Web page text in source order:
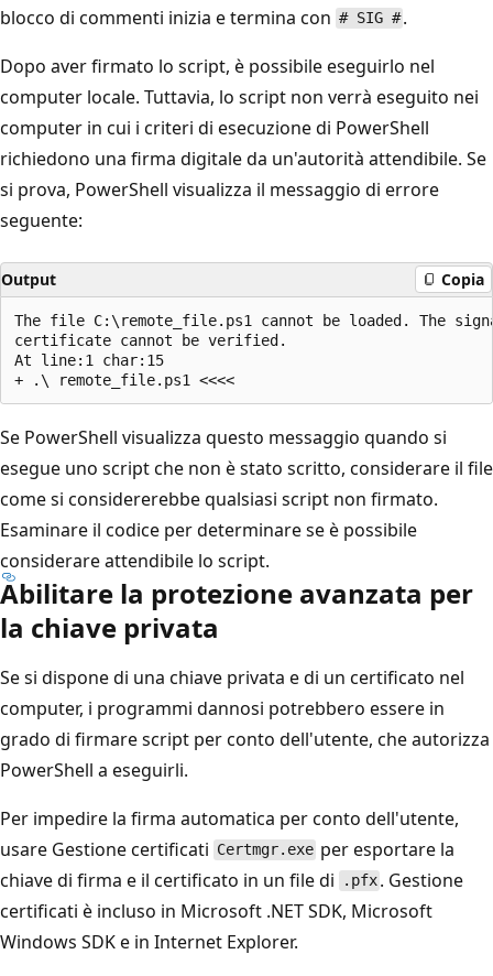
blocco di commenti inizia e termina con # SIG # .
Dopo aver firmato lo script, è possibile eseguirlo nel
computer locale. Tuttavia, lo script non verrà eseguito nei
computer in cui i criteri di esecuzione di PowerShell
richiedono una firma digitale da un'autorità attendibile. Se
si prova, PowerShell visualizza il messaggio di errore
seguente:
Output Copia
The file C:\remote_file.ps1 cannot be loaded. The
certificate cannot be verified.
At line:1 char:15
Se PowerShell visualizza questo messaggio quando si
esegue uno script che non è stato scritto, considerare il file
come si considererebbe qualsiasi script non firmato.
Esaminare il codice per determinare se è possibile
considerare attendibile lo script.
Abilitare la protezione avanzata per
la chiave privata
Se si dispone di una chiave privata e di un certificato nel
computer, i programmi dannosi potrebbero essere in
grado di firmare script per conto dell'utente, che autorizza
PowerShell a eseguirli.
Per impedire la firma automatica per conto dell'utente,
usare Gestione certificati Certmgr.exe per esportare la
chiave di firma e il certificato in un file di
.pfx . Gestione
certificati è incluso in Microsoft .NET SDK, Microsoft
Windows SDK e in Internet Explorer.